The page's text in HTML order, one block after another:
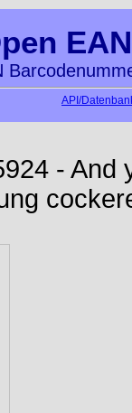
API/
-